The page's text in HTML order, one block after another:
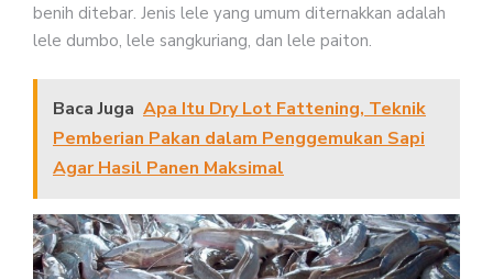
benih ditebar. Jenis lele yang umum diternakkan adalah
lele dumbo, lele sangkuriang, dan lele paiton.
Baca Juga Apa Itu Dry Lot Fattening, Teknik
Pemberian Pakan dalam Penggemukan Sapi
Agar Hasil Panen Maksimal